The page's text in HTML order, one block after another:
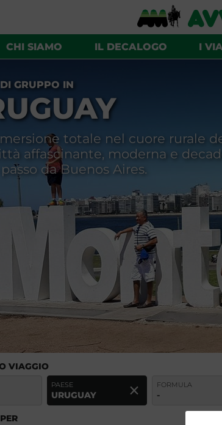
CHI SIAMO IL DECALOGO I
GRUPPO IN
totale nel cuore rurale
affascinante, moderna e
da Buenos Aires.
VIAGGIO
PAESE
URUGUAY
FORMULA
-